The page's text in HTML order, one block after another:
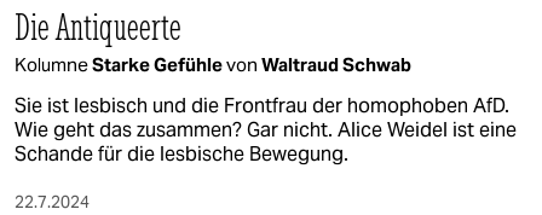
Die Antiqueerte
KolumneStarke Gefühlevon Waltraud Schwab
Sie ist lesbisch und die Frontfrau der homophoben AfD.
Wie geht das zusammen? Gar nicht. Alice Weidel ist eine
Schande für die lesbische Bewegung.
22.7.2024